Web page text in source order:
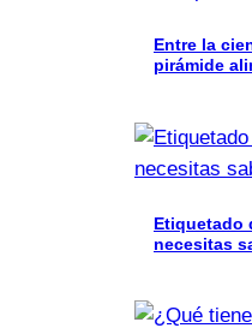
Entre la
pirámide
Etiquetado
necesitas